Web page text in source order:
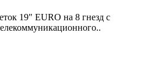
19" EURO на 8 гнезд с